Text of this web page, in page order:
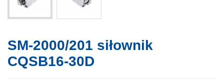
SM-2000/201 siłownik
CQSB16-30D